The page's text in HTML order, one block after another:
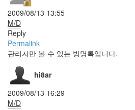
2009/08/13 13:55
M/D
Reply
Permalink
관리자만 볼 수 있는 방명록입니다.
hi8ar
2009/08/13 16:29
M/D
독
확
장
기
능
알